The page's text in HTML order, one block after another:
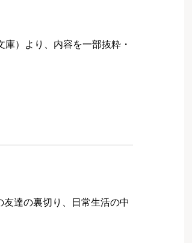
庫）より、内容を一部抜粋・
達の裏切り、日常生活の中